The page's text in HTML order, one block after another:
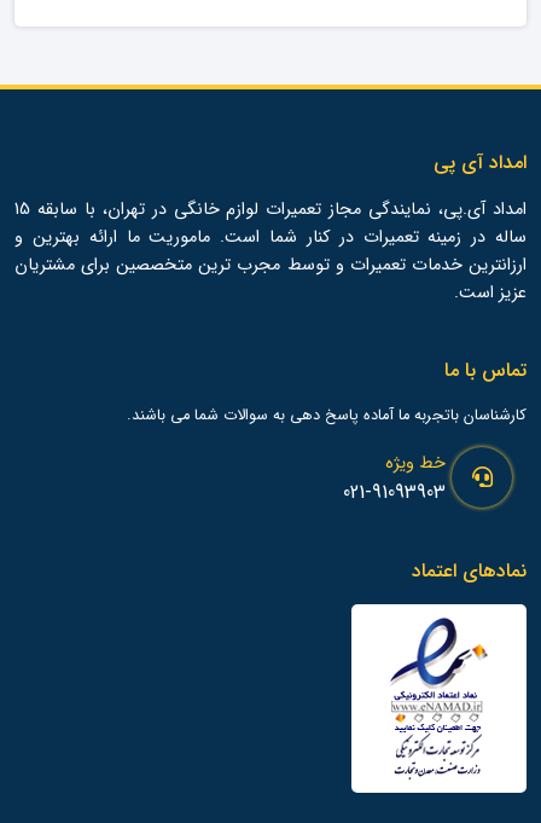
امداد آی پی
امداد آی.پی، نمایندگی مجاز تعمیرات لوازم خانگی در تهران، با سابقه 15
ساله در زمینه تعمیرات در کنار شما است. ماموریت ما ارائه بهترین و
ارزانترین خدمات تعمیرات و توسط مجرب ترین متخصصین برای مشتریان
عزیز است.
تماس با ما
کارشناسان باتجربه ما آماده پاسخ دهی به سوالات شما می باشند.
خط ویژه
021-91093903
نمادهای اعتماد